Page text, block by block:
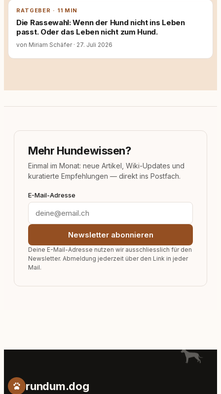
RATGEBER · 11 MIN
Die Rassewahl: Wenn der Hund nicht ins Leben
passt. Oder das Leben nicht zum Hund.
von Miriam Schäfer · 27. Juli 2026
Mehr Hundewissen?
Einmal im Monat: neue Artikel, Wiki-Updates und
kuratierte Empfehlungen — direkt ins Postfach.
E-Mail-Adresse
Newsletter abonnieren
Deine E-Mail-Adresse nutzen wir ausschliesslich für den
Newsletter. Abmeldung jederzeit über den Link in jeder
Mail.
rundum.dog